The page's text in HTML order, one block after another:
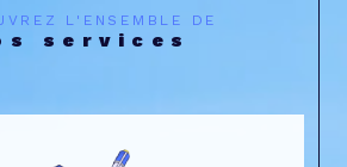
L'ENSEMBLE DE
services